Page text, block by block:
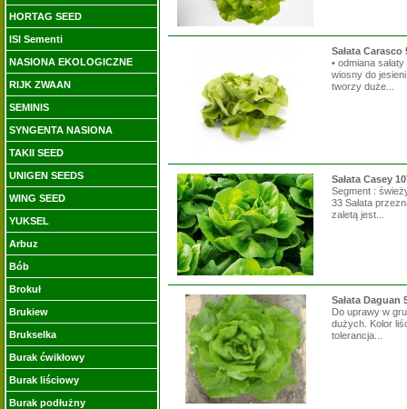
HORTAG SEED
ISI Sementi
NASIONA EKOLOGICZNE
RIJK ZWAAN
SEMINIS
SYNGENTA NASIONA
TAKII SEED
UNIGEN SEEDS
WING SEED
YUKSEL
Arbuz
Bób
Brokuł
Brukiew
Brukselka
Burak ćwikłowy
Burak liściowy
Burak podłużny
Sałata
• odmiana
wiosny do
tworzy duże...
Sałata Casey
Segment :
33 Sałata
zaletą jest...
Sałata Daguan
Do uprawy w
dużych. Kolor
tolerancja...